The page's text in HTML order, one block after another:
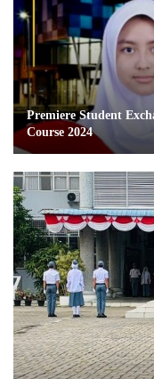
Premiere Student
Course 2024